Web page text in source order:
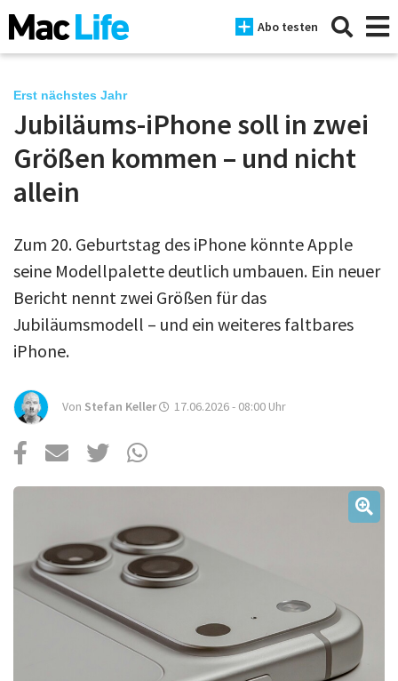
Abo testen
News
iPhone
iPad
Tests
Tipps
Magazine
Über uns
Podcast
Anmelden
Erst nächstes Jahr
Jubiläums-iPhone soll in zwei
Größen kommen – und nicht
allein
Zum 20. Geburtstag des iPhone könnte Apple
seine Modellpalette deutlich umbauen. Ein neuer
Bericht nennt zwei Größen für das
Jubiläumsmodell – und ein weiteres faltbares
iPhone.
Von Stefan Keller 17.06.2026 - 08:00 Uhr